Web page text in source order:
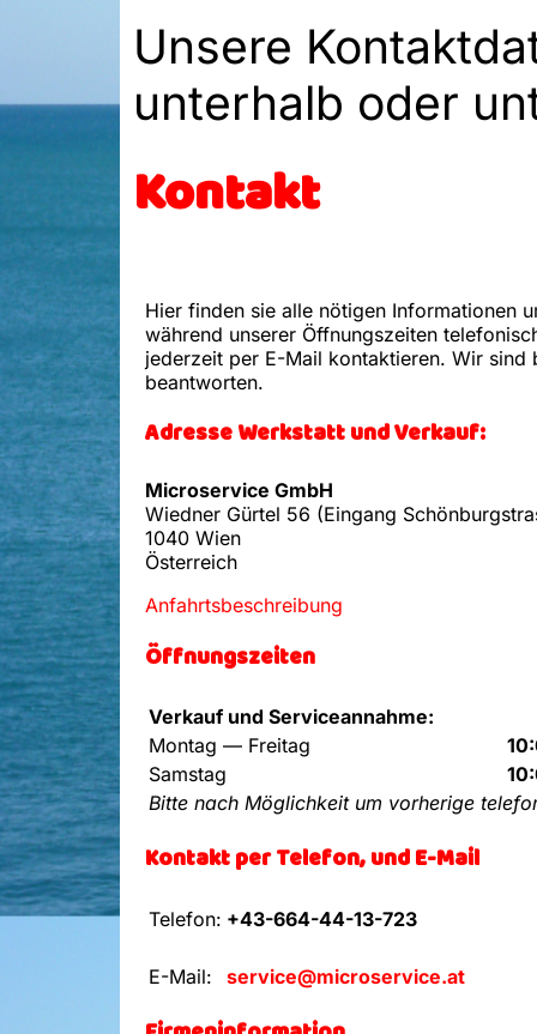
Unsere
unterhalb oder
Kontakt
Hier finden sie alle nötigen Informationen
während unserer Öffnungszeiten
jederzeit per E-Mail kontaktieren. Wir
beantworten.
AdresseWerkstatt und Verkauf:
Microservice GmbH
Wiedner Gürtel 56 (Eingang
1040 Wien
Österreich
Anfahrtsbeschreibung
Öffnungszeiten
Verkauf und Serviceannahme:
Montag — Freitag
Samstag
Bitte nach Möglichkeit um vorherige
Kontakt per Telefon, und E-Mail
Telefon: +43-664-44-13-723
E-Mail: service@microservice.at